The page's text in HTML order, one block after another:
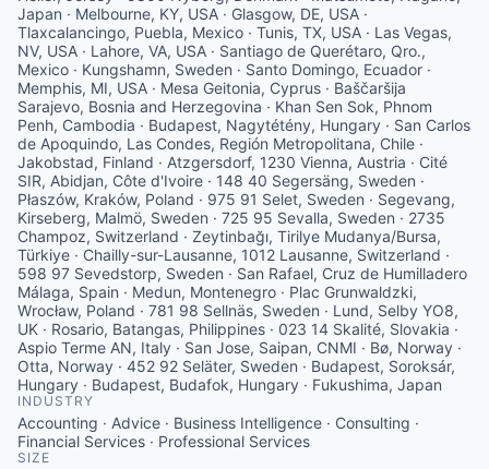
INDUSTRY
Accounting · Advice · Business Intelligence · Consulting ·
Financial Services · Professional Services
SIZE